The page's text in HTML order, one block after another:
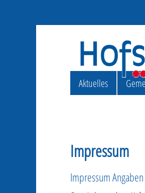
Aktuelles
Impressum
Impressum